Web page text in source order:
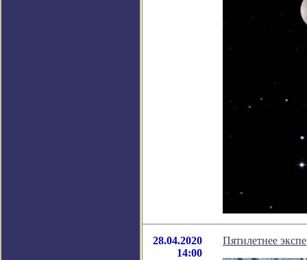
28.04.2020
14:00
Пятилетнее